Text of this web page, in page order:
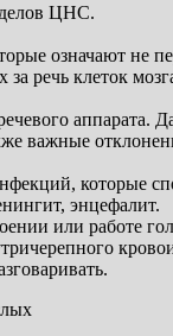
ЦНС.
означают не
речь клеток
аппарата.
важные
которые
энцефалит.
или работе